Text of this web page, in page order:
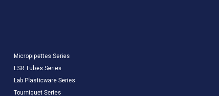
Micropipettes Series
ESR Tubes Series
Lab Plasticware Series
Tourniquet Series